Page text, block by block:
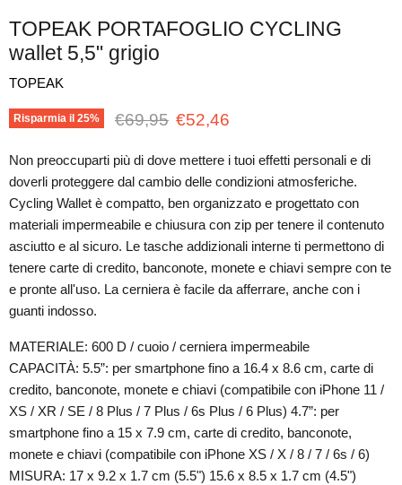
TOPEAK PORTAFOGLIO CYCLING
wallet 5,5" grigio
TOPEAK
Risparmia il 25% Prezzo originale
€69,95 Prezzo attuale
€52,46
Non preoccuparti più di dove mettere i tuoi effetti personali e di
doverli proteggere dal cambio delle condizioni atmosferiche.
Cycling Wallet è compatto, ben organizzato e progettato con
materiali impermeabile e chiusura con zip per tenere il contenuto
asciutto e al sicuro. Le tasche addizionali interne ti permettono di
tenere carte di credito, banconote, monete e chiavi sempre con te
e pronte all'uso. La cerniera è facile da afferrare, anche con i
guanti indosso.
MATERIALE: 600 D / cuoio / cerniera impermeabile
CAPACITÀ: 5.5”: per smartphone fino a 16.4 x 8.6 cm, carte di
credito, banconote, monete e chiavi (compatibile con iPhone 11 /
XS / XR / SE / 8 Plus / 7 Plus / 6s Plus / 6 Plus) 4.7”: per
smartphone fino a 15 x 7.9 cm, carte di credito, banconote,
monete e chiavi (compatibile con iPhone XS / X / 8 / 7 / 6s / 6)
MISURA: 17 x 9.2 x 1.7 cm (5.5") 15.6 x 8.5 x 1.7 cm (4.5")